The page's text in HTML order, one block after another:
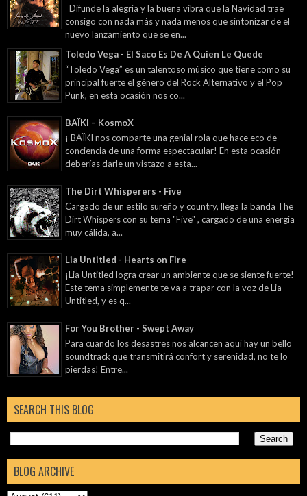
Difunde la alegría y la buena vibra que la Navidad trae
consigo con nada más y nada menos que sintonizar de el
nuevo lanzamiento que se en...
Toledo Vega - El Saco Es De A Quien Le Quede
“Toledo Vega” es un talentoso músico que tiene como su
principal fuerte el género del Rock Alternativo y el Pop
Punk, en esta ocasión nos co...
BAÏKI – KosmoX
¡ BAÏKI nos comparte una genial rola que hace eco de
conciencia de una forma espectacular! En esta ocasión
deberías darle un vistazo a esta...
The Dirt Whisperers - Five
Cargado de un estilo sureño y country, llega la banda The
Dirt Whispers con su tema "Five" , cargado de una energía
muy cálida, a...
Lia Untitled - Hearts on Fire
¡Lia Untitled logra crear un ambiente que se siente fuerte!
Este tema simplemente te va a trapar con la voz de Lia
Untitled, y es q...
For You Brother - Swept Away
Para cuando los desastres nos alcancen aquí hay un bello
soundtrack que transmitirá confort y serenidad, no te lo
pierdas! Entre...
SEARCH THIS BLOG
BLOG ARCHIVE